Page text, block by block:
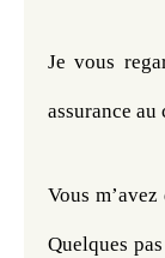
Je vous
assurance
Vous
Quelques